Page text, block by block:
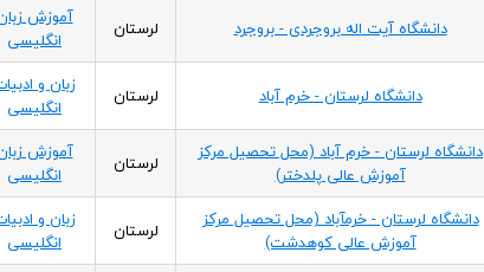
دانشگاه آیت اله بروجردی - بروجرد لرستان
آموزش
انگلیسی
دانشگاه لرستان - خرم آباد لرستان
زبان و
انگلیسی
دانشگاه لرستان - خرم آباد (محل تحصیل مرکز
آموزش عالی پلدختر)
لرستان
آموزش
انگلیسی
دانشگاه لرستان - خرمآباد (محل تحصیل مرکز
آموزش عالی کوهدشت)
لرستان
زبان و
انگلیسی